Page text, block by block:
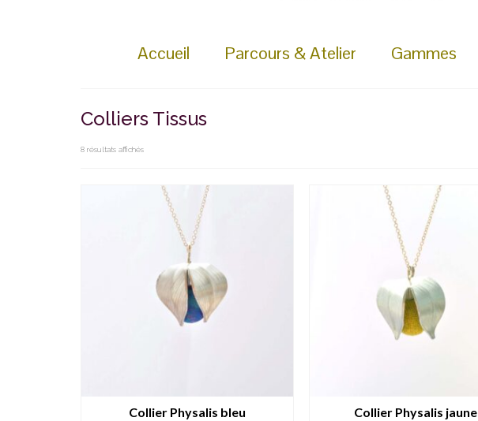
Accueil Parcours & Atelier Gammes
Colliers Tissus
8 résultats affichés
Collier Physalis bleu
Collier Physalis jaune